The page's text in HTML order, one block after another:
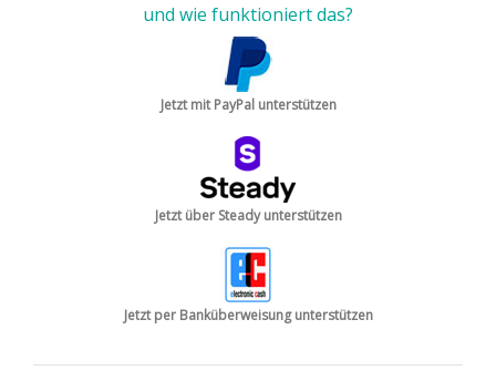
und wie funktioniert das?
Jetzt mit PayPal unterstützen
Jetzt über Steady unterstützen
Jetzt per Banküberweisung unterstützen